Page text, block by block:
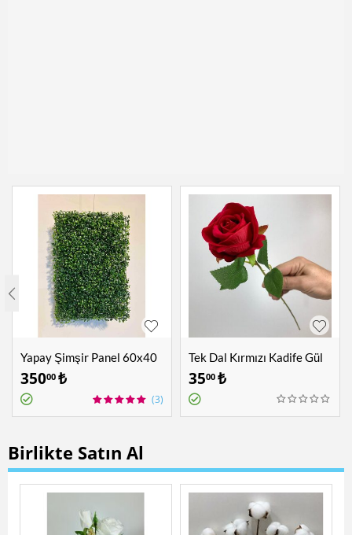
Yapay Şimşir Panel 60x40
cm
35000 ₺
(3)
Tek Dal Kırmızı Kadife Gül
3500 ₺
Birlikte Satın Al